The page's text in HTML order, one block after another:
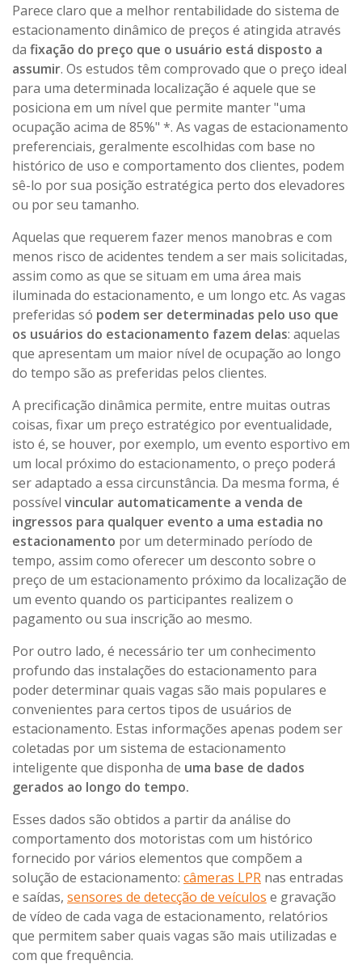
Parece claro que a melhor rentabilidade do sistema de
estacionamento dinâmico de preços é atingida através
da fixação do preço que o usuário está disposto a
assumir. Os estudos têm comprovado que o preço ideal
para uma determinada localização é aquele que se
posiciona em um nível que permite manter "uma
ocupação acima de 85%" *. As vagas de estacionamento
preferenciais, geralmente escolhidas com base no
histórico de uso e comportamento dos clientes, podem
sê-lo por sua posição estratégica perto dos elevadores
ou por seu tamanho.
Aquelas que requerem fazer menos manobras e com
menos risco de acidentes tendem a ser mais solicitadas,
assim como as que se situam em uma área mais
iluminada do estacionamento, e um longo etc. As vagas
preferidas só podem ser determinadas pelo uso que
os usuários do estacionamento fazem delas: aquelas
que apresentam um maior nível de ocupação ao longo
do tempo são as preferidas pelos clientes.
A precificação dinâmica permite, entre muitas outras
coisas, fixar um preço estratégico por eventualidade,
isto é, se houver, por exemplo, um evento esportivo em
um local próximo do estacionamento, o preço poderá
ser adaptado a essa circunstância. Da mesma forma, é
possível vincular automaticamente a venda de
ingressos para qualquer evento a uma estadia no
estacionamento por um determinado período de
tempo, assim como oferecer um desconto sobre o
preço de um estacionamento próximo da localização de
um evento quando os participantes realizem o
pagamento ou sua inscrição ao mesmo.
Por outro lado, é necessário ter um conhecimento
profundo das instalações do estacionamento para
poder determinar quais vagas são mais populares e
convenientes para certos tipos de usuários de
estacionamento. Estas informações apenas podem ser
coletadas por um sistema de estacionamento
inteligente que disponha de uma base de dados
gerados ao longo do tempo.
Esses dados são obtidos a partir da análise do
comportamento dos motoristas com um histórico
fornecido por vários elementos que compõem a
solução de estacionamento: câmeras LPR nas entradas
e saídas, sensores de detecção de veículos e gravação
de vídeo de cada vaga de estacionamento, relatórios
que permitem saber quais vagas são mais utilizadas e
com que frequência.